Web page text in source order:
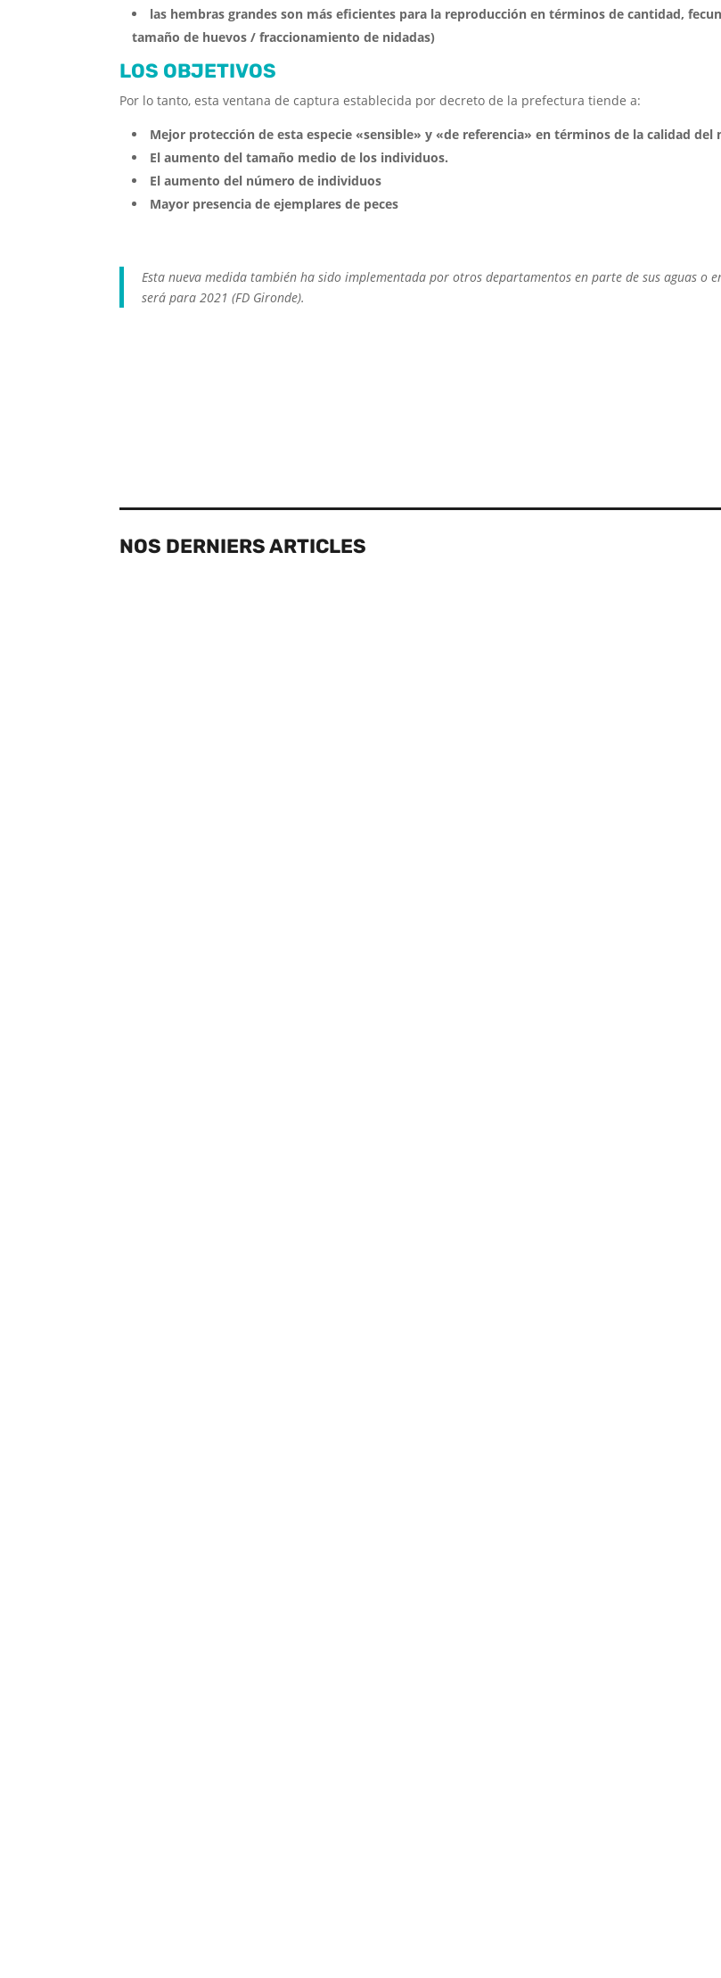
las hembras grandes son más eficientes para la reproducción en términos de cantidad,
tamaño de huevos / fraccionamiento de nidadas)
LOS OBJETIVOS
Por lo tanto, esta ventana de captura establecida por decreto de la prefectura tiende a:
Mejor protección de esta especie «sensible» y «de referencia» en términos de la calidad del
El aumento del tamaño medio de los individuos.
El aumento del número de individuos
Mayor presencia de ejemplares de peces
Esta nueva medida también ha sido implementada por otros departamentos en parte de sus aguas o
será para 2021 (FD Gironde).
NOS DERNIERS ARTICLES